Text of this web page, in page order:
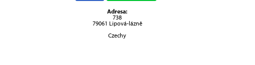
Adresa:
738
79061 Lipová-lázně
Czechy